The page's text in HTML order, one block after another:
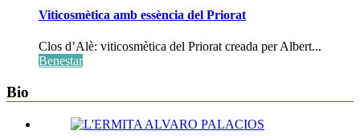
Viticosmètica amb essència del Priorat
Clos d’Alè: viticosmètica del Priorat creada per Albert...
Benestar
Bio